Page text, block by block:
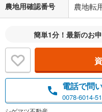
農地用確認番号 農地転
簡単1分！最新のお
電話で問
0078-6014-